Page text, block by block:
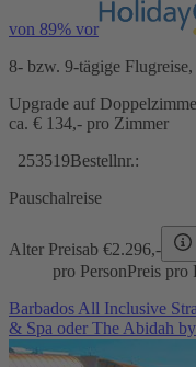
von 89% vor
8- bzw. 9-tägige
Upgrade auf
ca. € 134,- pro Zimmer
253519Bestellnr.:
Pauschalreise
Alter Preisab €2.296,-
pro PersonPreis pro
Barbados All Inclusive
& Spa oder The Abidah